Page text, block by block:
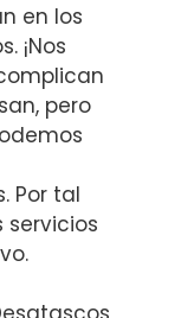
en los
¡Nos
pero
Por tal